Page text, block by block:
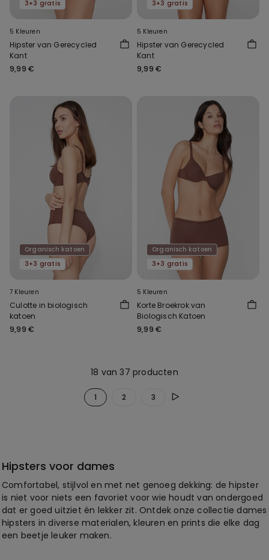
3+3 gratis
5 Kleuren
Hipster van Gerecycled
Kant
9,99 €
3+3 gratis
5 Kleuren
Hipster van Gerecycled
Kant
9,99 €
Organisch katoen
3+3 gratis
7 Kleuren
Culotte in biologisch
katoen
9,99 €
Organisch katoen
3+3 gratis
5 Kleuren
Korte Broekrok van
Biologisch Katoen
9,99 €
18 van 37 producten
1 2 3
Hipsters voor dames
Comfortabel, stijlvol en met net genoeg dekking: de hipster
is niet voor niets een favoriet voor wie houdt van ondergoed
dat er goed uitziet én lekker zit. Ontdek onze collectie dames
hipsters in diverse materialen, kleuren en prints die elke dag
een beetje leuker maken.